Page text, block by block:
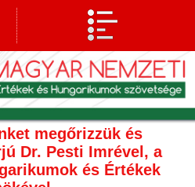
megőrizzük és
Dr. Pesti Imrével, a
és Értékek